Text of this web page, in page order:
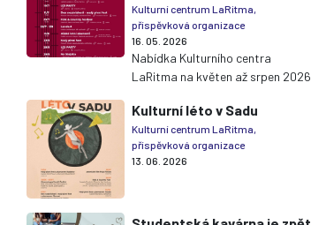
Kulturní centrum LaRitma,
příspěvková organizace
16. 05. 2026
Nabídka Kulturního centra
LaRitma na květen až srpen 2026
Kulturní léto v Sadu
Kulturní centrum LaRitma,
příspěvková organizace
13. 06. 2026